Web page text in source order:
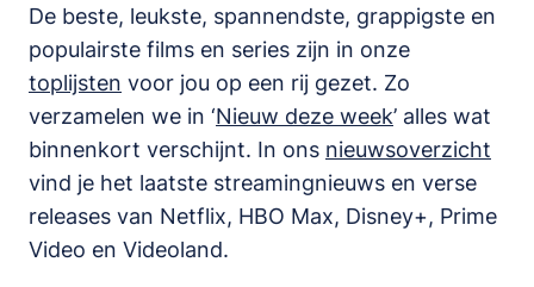
De beste, leukste, spannendste, grappigste en
populairste films en series zijn in onze
toplijsten voor jou op een rij gezet. Zo
verzamelen we in ‘Nieuw deze week’ alles wat
binnenkort verschijnt. In ons nieuwsoverzicht
vind je het laatste streamingnieuws en verse
releases van Netflix, HBO Max, Disney+, Prime
Video en Videoland.